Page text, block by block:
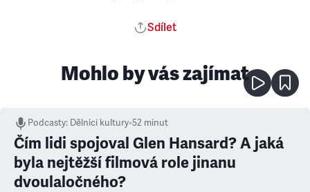
Sdílet
Mohlo by vás zajímat
Podcasty: Dělníci kultury•52 minut
Čím lidi spojoval Glen Hansard? A jaká
byla nejtěžší filmová role jinanu
dvoulaločného?